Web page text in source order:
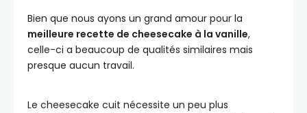
Bien que nous ayons un grand amour pour la
meilleure recette de cheesecake à la vanille,
celle-ci a beaucoup de qualités similaires mais
presque aucun travail.
Le cheesecake cuit nécessite un peu plus